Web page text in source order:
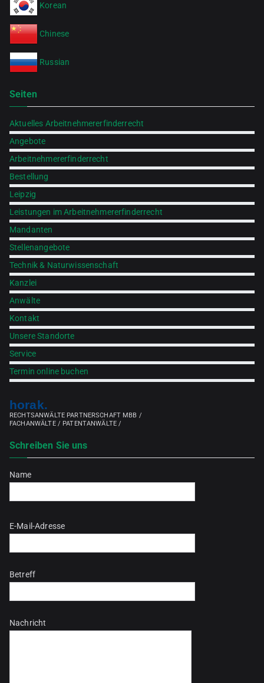
Korean
Chinese
Russian
Seiten
Aktuelles Arbeitnehmererfinderrecht
Angebote
Arbeitnehmererfinderrecht
Bestellung
Leipzig
Leistungen im Arbeitnehmererfinderrecht
Mandanten
Stellenangebote
Technik & Naturwissenschaft
Kanzlei
Anwälte
Kontakt
Unsere Standorte
Service
Termin online buchen
horak.
RECHTSANWÄLTE PARTNERSCHAFT MBB /
FACHANWÄLTE / PATENTANWÄLTE /
Schreiben Sie uns
Name
E-Mail-Adresse
Betreff
Nachricht